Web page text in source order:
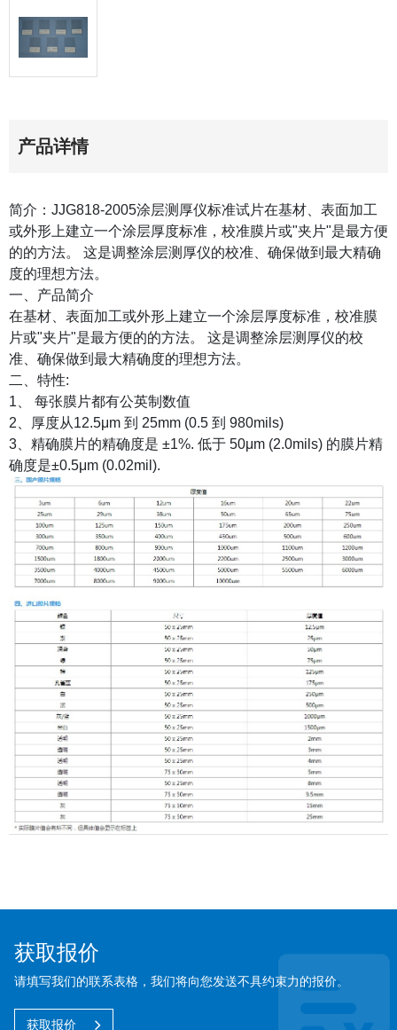
产品详情
简介：JJG818-2005涂层测厚仪标准试片在基材、表面加工
或外形上建立一个涂层厚度标准，校准膜片或"夹片"是最方便
的的方法。 这是调整涂层测厚仪的校准、确保做到最大精确
度的理想方法。
一、产品简介
在基材、表面加工或外形上建立一个涂层厚度标准，校准膜
片或"夹片"是最方便的的方法。 这是调整涂层测厚仪的校
准、确保做到最大精确度的理想方法。
二、特性:
1、 每张膜片都有公英制数值
2、厚度从12.5μm 到 25mm (0.5 到 980mils)
3、精确膜片的精确度是 ±1%. 低于 50μm (2.0mils) 的膜片精
确度是±0.5μm (0.02mil).